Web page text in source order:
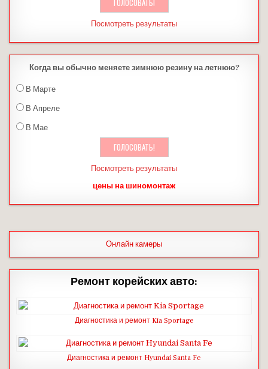
Посмотреть результаты
Когда вы обычно меняете зимнюю резину на летнюю?
В Марте
В Апреле
В Мае
Посмотреть результаты
цены на шиномонтаж
Онлайн камеры
Ремонт корейских авто:
Диагностика и ремонт Kia Sportage
Диагностика и ремонт Hyundai Santa Fe